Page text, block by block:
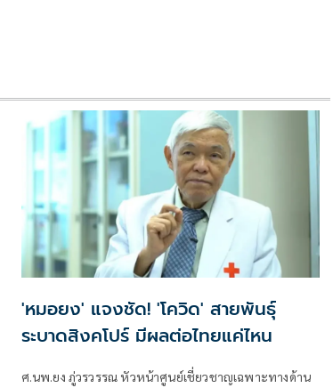
'หมอยง' แจงชัด! 'โควิด' สายพันธุ์
ระบาดสิงคโปร์ มีผลต่อไทยแค่ไหน
ศ.นพ.ยง ภู่วรวรรณ หัวหน้าศูนย์เชี่ยวชาญเฉพาะทางด้าน